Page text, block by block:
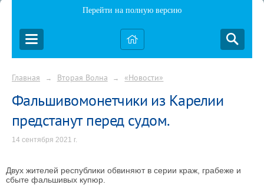
Перейти на полную версию
Главная → Вторая Волна → «Новости»
Фальшивомонетчики из Карелии
предстанут перед судом.
14 сентября 2021 г.
Двух жителей республики обвиняют в серии краж, грабеже и
сбыте фальшивых купюр.